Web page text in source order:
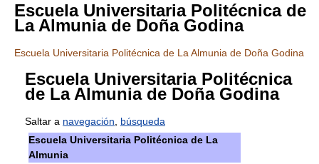
Escuela Universitaria Politécnica de
La Almunia de Doña Godina
Escuela Universitaria Politécnica de La Almunia de Doña Godina
Escuela Universitaria Politécnica
de La Almunia de Doña Godina
Saltar a navegación
búsqueda
Escuela Universitaria Politécnica de La
Almunia